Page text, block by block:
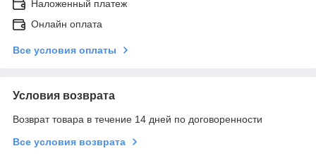
Наложенный платеж
Онлайн оплата
Все условия оплаты
Условия возврата
Возврат товара в течение 14 дней по договоренности
Все условия возврата